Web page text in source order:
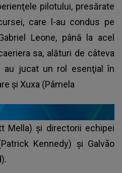
pilotului, presărate
care l-au condus pe
Leone, până la acel
sa, alături de câteva
au jucat un rol esenţial în
şi Xuxa (Pâmela
Mella) şi directorii echipei
Kennedy) şi Galvão